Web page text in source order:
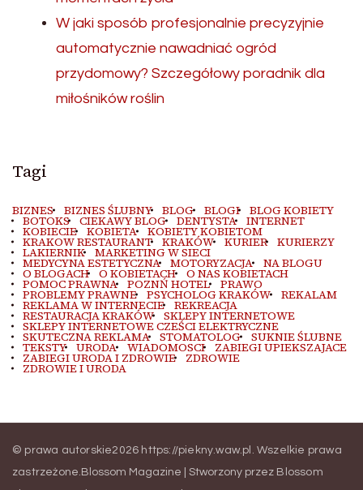
W jaki sposób profesjonalnie precyzyjnie
automatycznie nawadniać ogród
przydomowy? Szczegółowy poradnik dla
miłośników roślin
Tagi
BIZNES BIZNES ŚLUBNY BLOG BLOGI BLOG KOBIETY
BOTOKS CIEKAWY BLOG DENTYSTA INTERNET
KOBIECIE KOBIETA KOBIETY KOBIETOM
KRAKOW RESTAURANT KRAKÓW KURIER KURIERZY
LAKIERNIK MARKETING W SIECI
MEDYCYNA ESTETYCZNA MOTORYZACJA NA BLOGU
O BLOGACH O KOBIETACH O NAS KOBIETACH
POMOC PRAWNA POZNŃ HOTEL PRAWO
PROBLEMY PRAWNE PSYCHOLOG KRAKÓW REKALAM
REKLAMA W INTERNECIE REKREACJA
RESTAURACJA KRAKÓW SKLEPY INTERNETOWE
SKLEPY INTERNETOWE CZEŚCI ELEKTRYCZNE
SKUTECZNA REKLAMA STOMATOLOG SUKNIE ŚLUBNE
TEKSTY URODA WIADOMOSCI ZABIEGI UPIEKSZAJACE
ZABIEGI URODA I ZDROWIE ZDROWIE
ZDROWIE I URODA
© prawa autorskie2026 https://piekny.waw.pl
. Wszelkie prawa
zastrzeżone. Blossom Magazine | Stworzony przez Blossom